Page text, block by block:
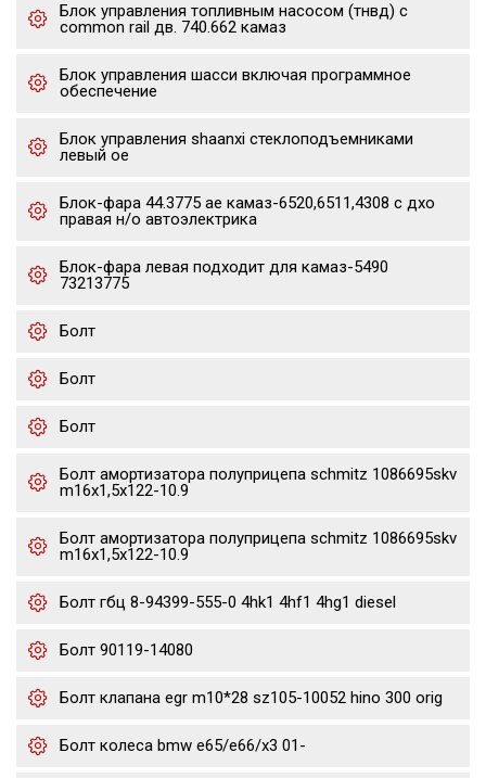
Блок управления топливным насосом (тнвд) с
common rail дв. 740.662 камаз
Блок управления шасси включая программное
обеспечение
Блок управления shaanxi стеклоподъемниками
левый oe
Блок-фара 44.3775 ae камаз-6520,6511,4308 с дхо
правая н/о автоэлектрика
Блок-фара левая подходит для камаз-5490
73213775
Болт
Болт
Болт
Болт амортизатора полуприцепа schmitz 1086695skv
m16x1,5х122-10.9
Болт амортизатора полуприцепа schmitz 1086695skv
m16x1,5х122-10.9
Болт гбц 8-94399-555-0 4hk1 4hf1 4hg1 diesel
Болт 90119-14080
Болт клапана egr m10*28 sz105-10052 hino 300 orig
Болт колеса bmw e65/e66/x3 01-